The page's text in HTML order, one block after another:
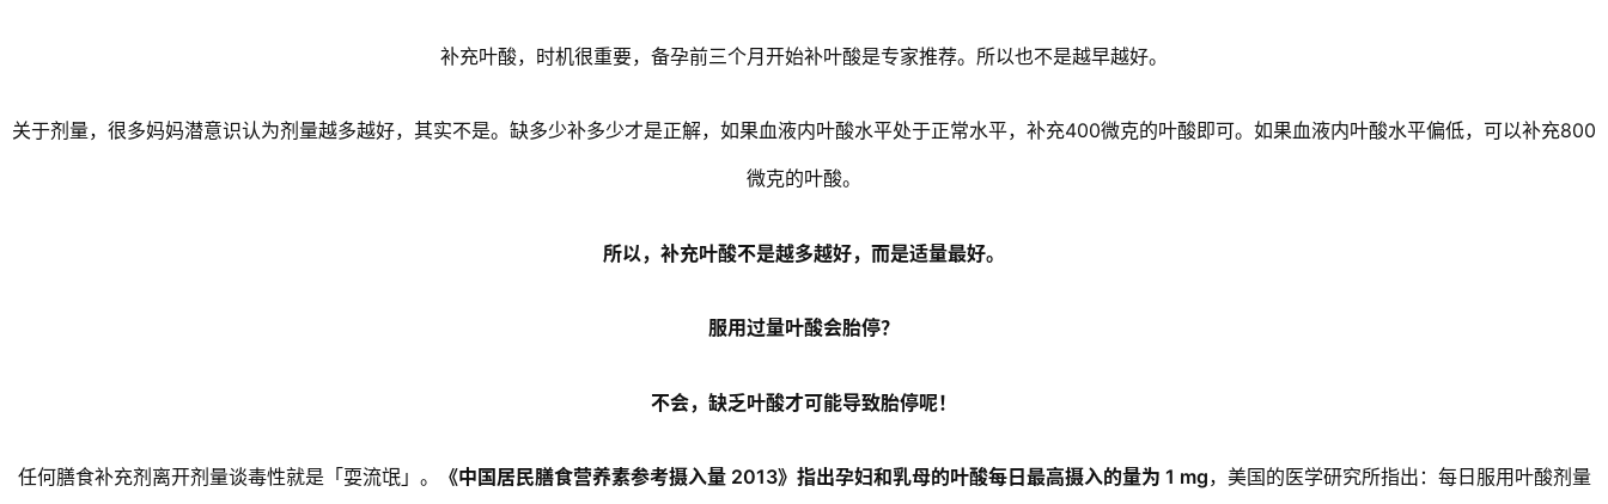
补充叶酸，时机很重要，备孕前三个月开始补叶酸是专家推荐。所以也不是越早越好。
关于剂量，很多妈妈潜意识认为剂量越多越好，其实不是。缺多少补多少才是正解，如果血液内叶酸水平处于正常水平，补充400微克的叶酸即可。如果血液内叶酸水平偏低，可以补充800
微克的叶酸。
所以，补充叶酸不是越多越好，而是适量最好。
服用过量叶酸会胎停？
不会，缺乏叶酸才可能导致胎停呢！
任何膳食补充剂离开剂量谈毒性就是「耍流氓」。 《中国居民膳食营养素参考摄入量 2013》指出孕妇和乳母的叶酸每日最高摄入的量为 1 mg，美国的医学研究所指出：每日服用叶酸剂量